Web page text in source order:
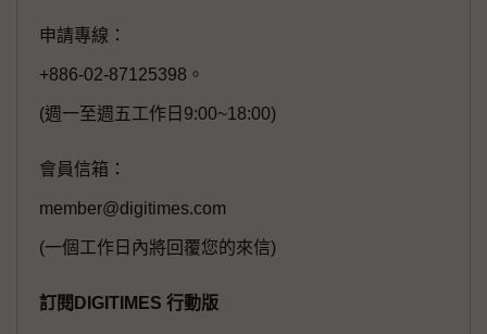
申請專線：
+886-02-87125398。
(週一至週五工作日9:00~18:00)
會員信箱：
member@digitimes.com
(一個工作日內將回覆您的來信)
訂閱DIGITIMES 行動版